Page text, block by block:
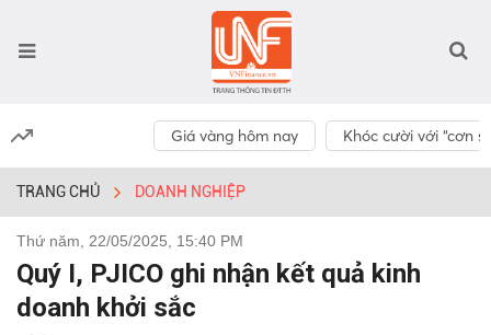
Giá vàng hôm nay Khóc cười với “cơn
TRANG CHỦ DOANH NGHIỆP
Thứ năm, 22/05/2025, 15:40 PM
Quý I, PJICO ghi nhận kết quả kinh
doanh khởi sắc